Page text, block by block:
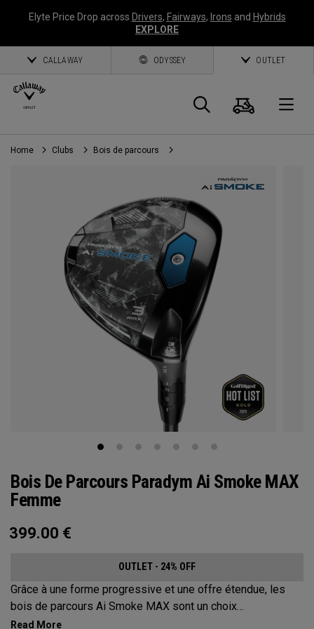
Elyte Price Drop across Drivers, Fairways, Irons and Hybrids
EXPLORE
CALLAWAY ODYSSEY OUTLET
Panier
Home Clubs Bois de parcours
Bois De Parcours Paradym Ai Smoke MAX
Femme
399.00 €
OUTLET - 24% OFF
Grâce à une forme progressive et une offre étendue, les
bois de parcours Ai Smoke MAX sont un choix
incontournable pour les golfeurs qui recherchent un angle